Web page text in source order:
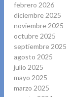
febrero 2026
diciembre 2025
noviembre 2025
octubre 2025
septiembre 2025
agosto 2025
julio 2025
mayo 2025
marzo 2025